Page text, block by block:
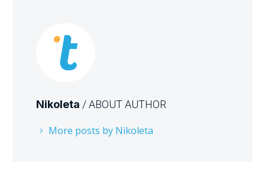
Nikoleta / ABOUT AUTHOR
More posts by Nikoleta